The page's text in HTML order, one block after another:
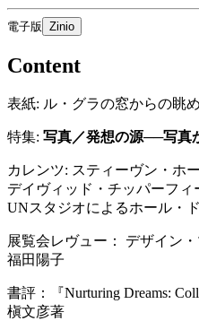
電子版 Zinio
Content
表紙: ル・グラの窓からの眺
特集: 写真／発想の源──写真
カレンツ: スティーヴン・ホ
デイヴィッド・チッパーフ
UNスタジオによるホール・
展覧会レヴュー： デザイン
福田陽子
書評：『Nurturing Dreams:
槇文彦著